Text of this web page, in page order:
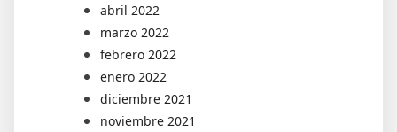
abril 2022
marzo 2022
febrero 2022
enero 2022
diciembre 2021
noviembre 2021